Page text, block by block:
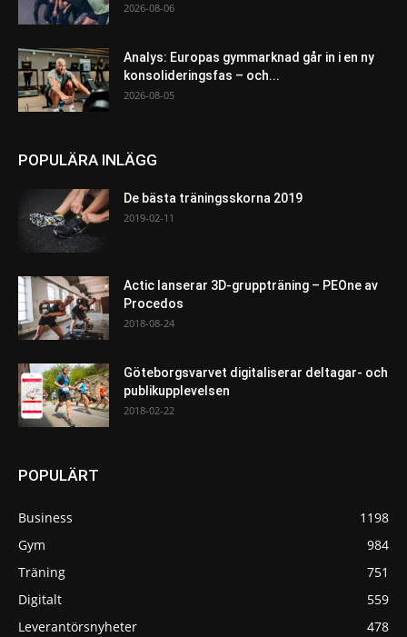
2026-08-06
Analys: Europas gymmarknad går in i en ny
konsolideringsfas – och...
2026-08-05
POPULÄRA INLÄGG
De bästa träningsskorna 2019
2019-02-11
Actic lanserar 3D-gruppträning – PEOne av
Procedos
2018-08-24
Göteborgsvarvet digitaliserar deltagar- och
publikupplevelsen
2018-02-22
POPULÄRT
Business
1198
Gym
984
Träning
751
Digitalt
559
Leverantörsnyheter
478